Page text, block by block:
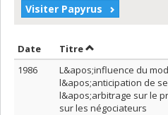
Visiter Papyrus
Date Trier par date en ordre
TitreTrier par titre en
1986
L&apos;influence du
l&apos;anticipation de
l&apos;arbitrage sur le
sur les négociateurs